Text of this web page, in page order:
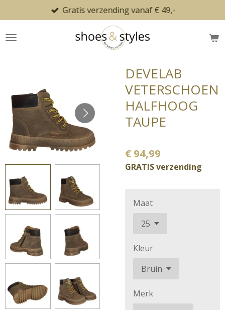
direct
naar
Gratis verzending vanaf € 49,-
DEVELAB
VETERSCHOEN
HALFHOOG
TAUPE
€ 94,99
GRATIS verzending
Maat
Kleur
Merk